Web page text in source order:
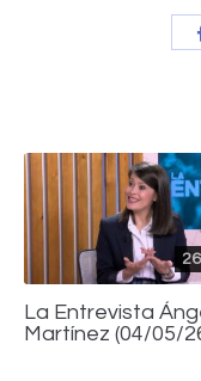
La Entrevista
Martínez (04/05/